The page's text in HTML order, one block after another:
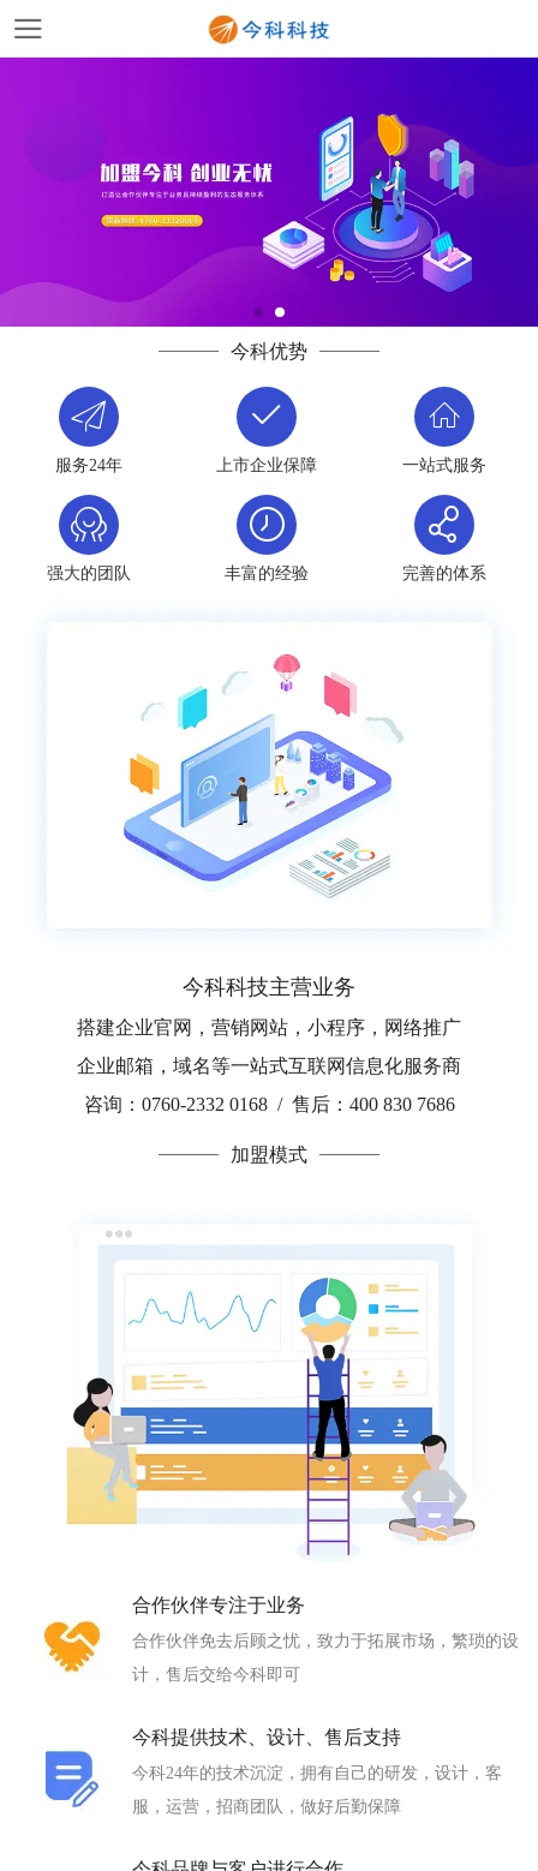
今科优势
服务24年 上市企业保障 一站式服务
强大的团队 丰富的经验 完善的体系
今科科技主营业务
搭建企业官网，营销网站，小程序，网络推广
企业邮箱，域名等一站式互联网信息化服务商
咨询：0760-2332 0168 / 售后：400 830 7686
加盟模式
合作伙伴专注于业务
合作伙伴免去后顾之忧，致力于拓展市场，繁琐的设
计，售后交给今科即可
今科提供技术、设计、售后支持
今科24年的技术沉淀，拥有自己的研发，设计，客
服，运营，招商团队，做好后勤保障